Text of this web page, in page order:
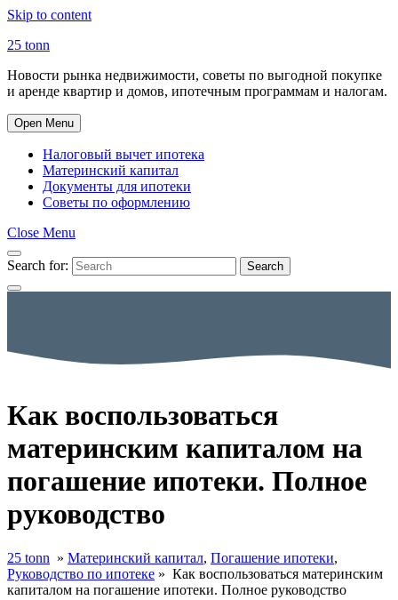
Skip to content
25 tonn
Новости рынка недвижимости, советы по выгодной покупке
и аренде квартир и домов, ипотечным программам и налогам.
Open Menu
Налоговый вычет ипотека
Материнский капитал
Документы для ипотеки
Советы по оформлению
Close Menu
Search for: Search
Как воспользоваться
материнским капиталом на
погашение ипотеки. Полное
руководство
25 tonn » Материнский капитал, Погашение ипотеки,
Руководство по ипотеке » Как воспользоваться материнским
капиталом на погашение ипотеки. Полное руководство